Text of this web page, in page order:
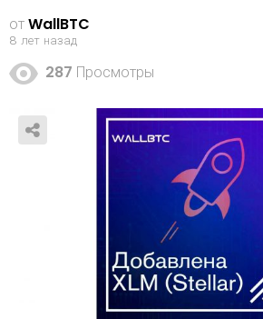
отWallBTC
8 лет назад
287 Просмотры